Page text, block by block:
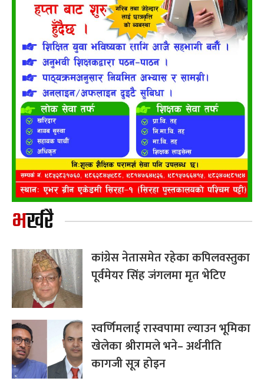
भर्खरै
कांग्रेस नेतासमेत रहेका कपिलवस्तुका
पूर्वमेयर सिंह जंगलमा मृत भेटिए
स्वर्णिमलाई रास्वपामा ल्याउन भूमिका
खेलेका श्रीरामले भने– अर्थनीति
कागजी सूत्र होइन